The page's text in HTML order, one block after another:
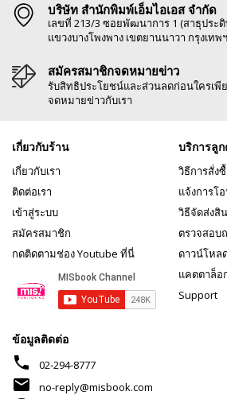
บริษัท สำนักพิมพ์เอ็มไอเอส จำกัด
เลขที่ 213/3 ซอยพัฒนาการ 1 (สาธุประดิ
แขวงบางโพงพาง เขตยานนาวา กรุงเทพ
สมัครสมาชิกจดหมายข่าว
รับสิทธิประโยชน์และส่วนลดก่อนใครเพี
จดหมายข่าวกับเรา
เกี่ยวกับร้าน
เกี่ยวกับเรา
ติดต่อเรา
เข้าสู่ระบบ
สมัครสมาชิก
กดติดตามช่อง Youtube ที่นี่
บริการลูก
วิธีการสั่ง
แจ้งการโ
วิธีจัดส่งสิ
ตรวจสอบ
ดาวน์โหล
แคตตาล็อ
Support
ข้อมูลติดต่อ
phone 02-294-8777
mail
no-reply@misbook.com